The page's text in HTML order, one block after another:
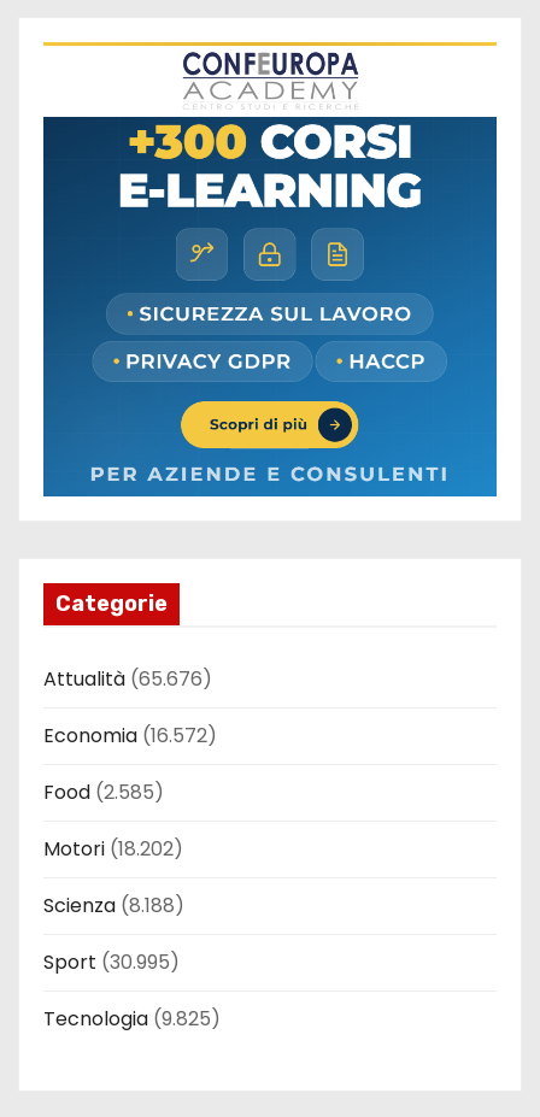
Categorie
Attualità (65.676)
Economia (16.572)
Food (2.585)
Motori (18.202)
Scienza (8.188)
Sport (30.995)
Tecnologia (9.825)